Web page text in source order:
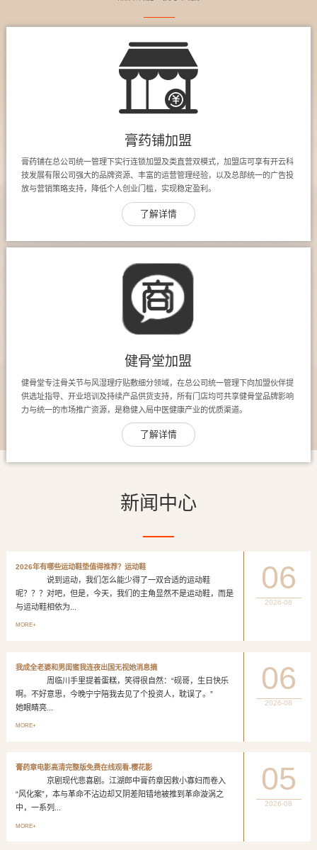
膏药铺加盟
膏药铺在总公司统一管理下实行连锁加盟及类直营双模式，加盟店可享有开云科
技发展有限公司强大的品牌资源、丰富的运营管理经验，以及总部统一的广告投
放与营销策略支持，降低个人创业门槛，实现稳定盈利。
了解详情
健骨堂加盟
健骨堂专注骨关节与风湿理疗贴敷细分领域，在总公司统一管理下向加盟伙伴提
供选址指导、开业培训及持续产品供货支持，所有门店均可共享健骨堂品牌影响
力与统一的市场推广资源，是稳健入局中医健康产业的优质渠道。
了解详情
新闻中心
2026年有哪些运动鞋垫值得推荐？运动鞋
说到运动，我们怎么能少得了一双合适的运动鞋
呢？？？对吧，但是，今天，我们的主角显然不是运动鞋，而是
与运动鞋相依为...
MORE+
06
2026-08
我成全老婆和男闺蜜我连夜出国无视她消息摘
周临川手里提着蛋糕，笑得很自然：“砚哥，生日快乐
啊。不好意思，今晚宁宁陪我去见了个投资人，耽误了。”
她眼睛亮...
MORE+
06
2026-08
膏药章电影高清完整版免费在线观看-樱花影
京剧现代悲喜剧。江湖郎中膏药章因救小寡妇而卷入
“风化案”，本与革命不沾边却又阴差阳错地被推到革命漩涡之
中，一系列...
MORE+
05
2026-08